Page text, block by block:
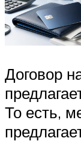
Договор
То есть,